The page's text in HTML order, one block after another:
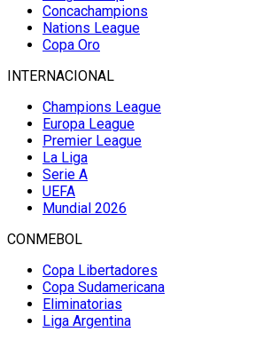
Concachampions
Nations League
Copa Oro
INTERNACIONAL
Champions League
Europa League
Premier League
La Liga
Serie A
UEFA
Mundial 2026
CONMEBOL
Copa Libertadores
Copa Sudamericana
Eliminatorias
Liga Argentina